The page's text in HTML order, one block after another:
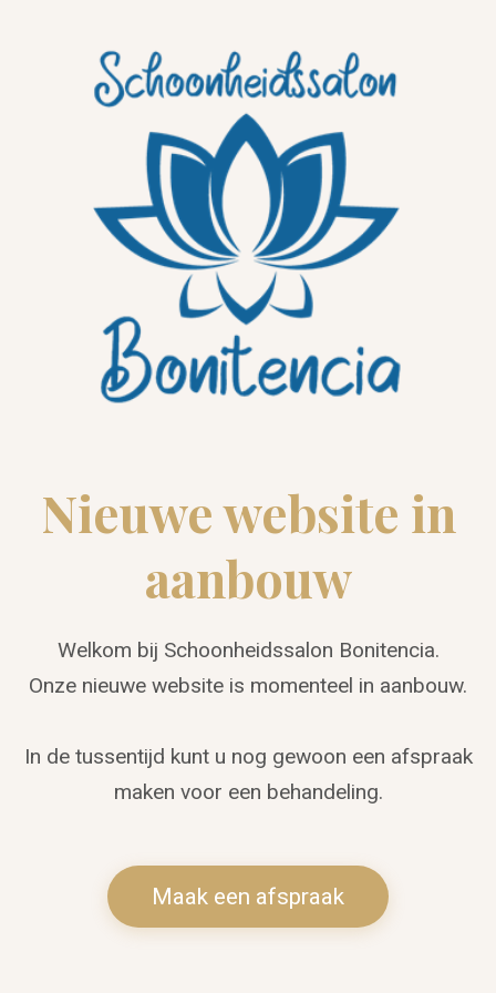
Nieuwe website in
aanbouw
Welkom bij Schoonheidssalon Bonitencia.
Onze nieuwe website is momenteel in aanbouw.
In de tussentijd kunt u nog gewoon een afspraak
maken voor een behandeling.
Maak een afspraak